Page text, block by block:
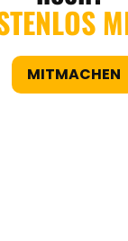
MITMACHEN